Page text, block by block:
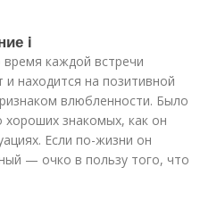
i
каждой встречи
находится на позитивной
влюбленности. Было
хороших знакомых, как он
Если по-жизни он
— очко в пользу того, что